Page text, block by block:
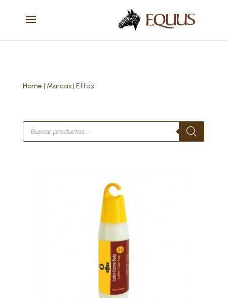
Home | Marcas| Effax
Búsqueda
productos